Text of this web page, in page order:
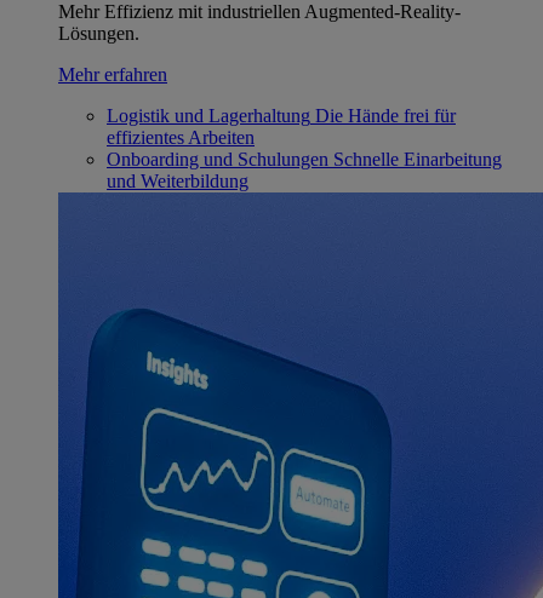
Mehr Effizienz mit industriellen Augmented-Reality-
Lösungen.
Mehr erfahren
Logistik und Lagerhaltung Die Hände frei für
effizientes Arbeiten
Onboarding und Schulungen Schnelle Einarbeitung
und Weiterbildung